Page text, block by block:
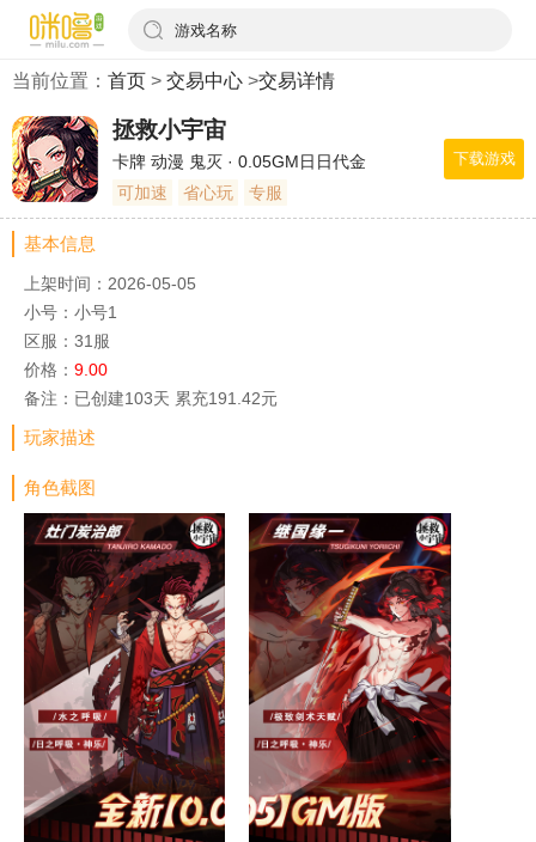
游戏名称
当前位置： 首页 > 交易中心 >交易详情
拯救小宇宙
卡牌 动漫 鬼灭 · 0.05GM日日代金
可加速
省心玩 专服
下载游戏
基本信息
上架时间：2026-05-05
小号：小号1
区服：31服
价格： 9.00
备注：已创建103天 累充191.42元
玩家描述
角色截图